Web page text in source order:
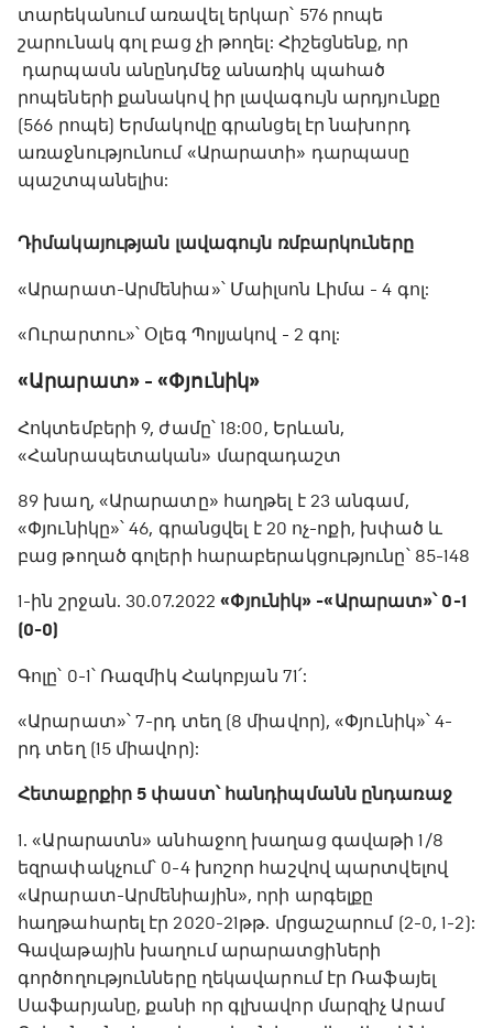
տարեկանում առավել երկար՝ 576 րոպե
շարունակ գոլ բաց չի թողել: Հիշեցնենք, որ
դարպասն անընդմեջ անառիկ պահած
րոպեների քանակով իր լավագույն արդյունքը
(566 րոպե) Երմակովը գրանցել էր նախորդ
առաջնությունում «Արարատի» դարպասը
պաշտպանելիս:
Դիմակայության լավագույն ռմբարկուները
«Արարատ-Արմենիա»՝ Մաիլսոն Լիմա - 4 գոլ:
«Ուրարտու»՝ Օլեգ Պոլյակով - 2 գոլ:
«Արարատ» - «Փյունիկ»
Հոկտեմբերի 9, ժամը՝ 18:00, Երևան,
«Հանրապետական» մարզադաշտ
89 խաղ, «Արարատը» հաղթել է 23 անգամ,
«Փյունիկը»՝ 46, գրանցվել է 20 ոչ-ոքի, խփած և
բաց թողած գոլերի հարաբերակցությունը՝ 85-148
1-ին շրջան. 30.07.2022«Փյունիկ» -«Արարատ»՝ 0-1
(0-0)
Գոլը՝ 0-1՝ Ռազմիկ Հակոբյան 71՛:
«Արարատ»՝ 7-րդ տեղ (8 միավոր), «Փյունիկ»՝ 4-
րդ տեղ (15 միավոր):
Հետաքրքիր 5 փաստ՝ հանդիպմանն ընդառաջ
1. «Արարատն» անհաջող խաղաց գավաթի 1/8
եզրափակչում՝ 0-4 խոշոր հաշվով պարտվելով
«Արարատ-Արմենիային», որի արգելքը
հաղթահարել էր 2020-21թթ. մրցաշարում (2-0, 1-2):
Գավաթային խաղում արարատցիների
գործողությունները ղեկավարում էր Ռաֆայել
Սաֆարյանը, քանի որ գլխավոր մարզիչ Արամ